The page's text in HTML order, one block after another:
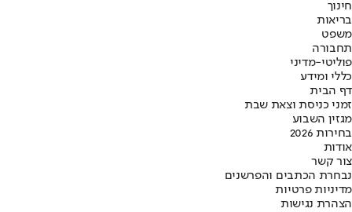
חינוך
בריאות
משפט
תחבורה
פוליטי-מדיני
כללי ומידע
דף הבית
זמני כניסת וצאת שבת
מגזין השבוע
בחירות 2026
אודות
צור קשר
נבחרת הכתבים והפרשנים
מדיניות פרטיות
הצהרת נגישות